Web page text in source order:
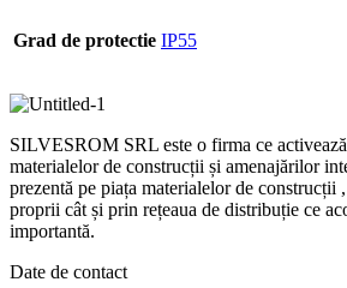
Grad de protectie IP55
SILVESROM SRL este o firma ce
materialelor de construcții și amenajărilor
prezentă pe piața materialelor de construcții
proprii cât și prin rețeaua de distribuție ce
importantă.
Date de contact